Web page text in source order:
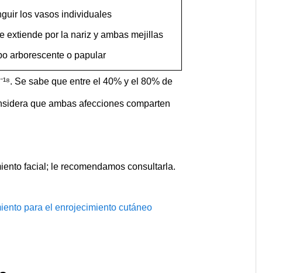
los vasos individuales
extiende por la nariz y ambas mejillas
arborescente o papular
Se sabe que entre el 40% y el 80% de
que ambas afecciones comparten
facial; le recomendamos consultarla.
para el enrojecimiento cutáneo